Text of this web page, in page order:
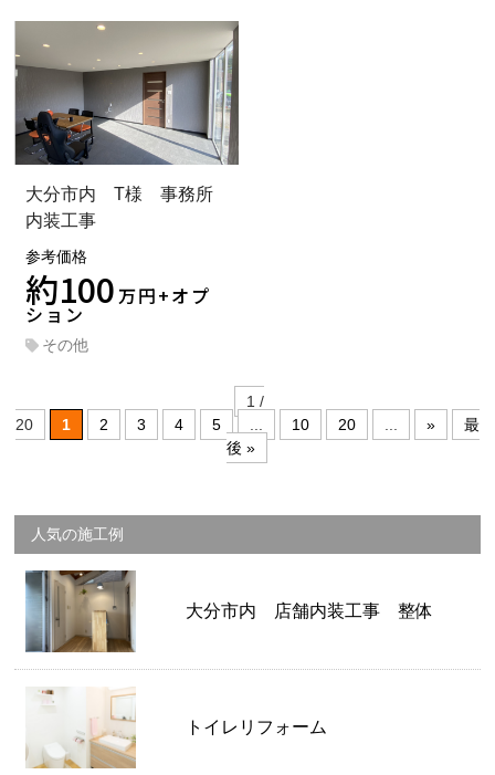
大分市内 T様 事務所
内装工事
参考価格
約100万円+オプ
ション
その他
1 /
20
1 2 3 4 5 10 20 »
最
後 »
人気の施工例
大分市内 店舗内装工事 整体
トイレリフォーム